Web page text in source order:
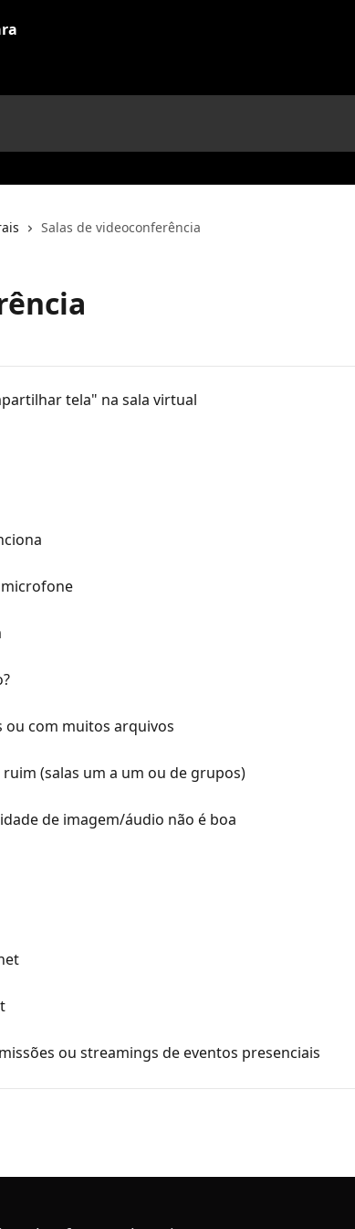
Salas de videoconferência
tela" na sala virtual
ou com muitos arquivos
(salas um a um ou de grupos)
de imagem/áudio não é boa
ou streamings de eventos presenciais